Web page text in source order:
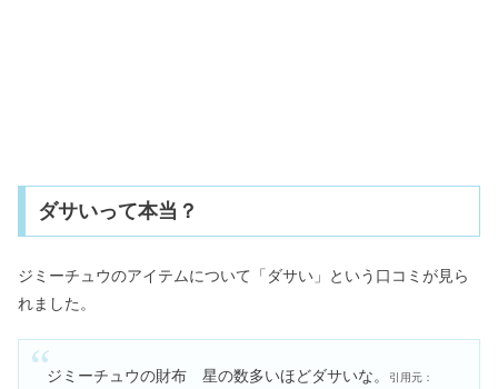
ダサいって本当？
ジミーチュウのアイテムについて「ダサい」という口コミが見ら
れました。
ジミーチュウの財布 星の数多いほどダサいな。 引用元：